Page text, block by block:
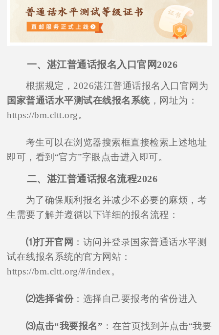
一、湛江普通话报名入口官网2026
根据规定，2026湛江普通话报名入口官网为
国家普通话水平测试在线报名系统，网址为：
https://bm.cltt.org。
考生可以在浏览器搜索框直接检索上述地址
即可，看到“官方”字眼点击进入即可。
二、湛江普通话报名流程2026
为了确保顺利报名并减少不必要的麻烦，考
生需要了解并遵循以下详细的报名流程：
⑴打开官网 ：访问并登录国家普通话水平测
试在线报名系统的官方网站：
https://bm.cltt.org/#/index。
⑵选择省份：选择自己要报考的省份进入
⑶点击“我要报名” ：在首页找到并点击“我要